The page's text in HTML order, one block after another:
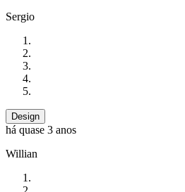
Sergio
Design
há quase 3 anos
Willian